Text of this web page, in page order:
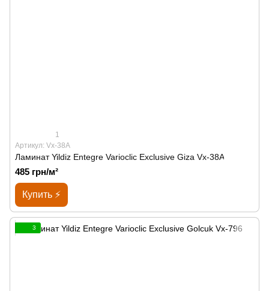
1
Артикул: Vx-38A
Ламинат Yildiz Entegre Varioclic Exclusive Giza Vx-38A
485 грн/м²
Купить ⚡
3